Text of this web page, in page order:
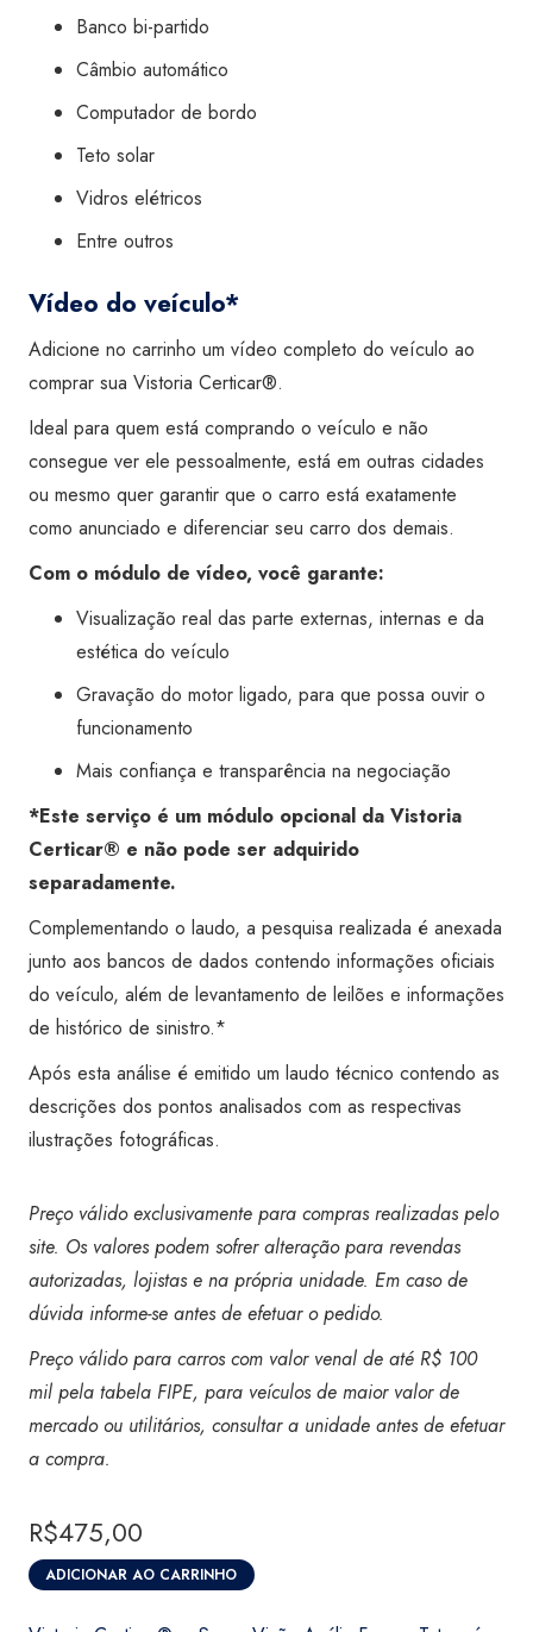
Banco bi-partido
Câmbio automático
Computador de bordo
Teto solar
Vidros elétricos
Entre outros
Vídeo do veículo*
Adicione no carrinho um vídeo completo do veículo ao
comprar sua Vistoria Certicar®.
Ideal para quem está comprando o veículo e não
consegue ver ele pessoalmente, está em outras cidades
ou mesmo quer garantir que o carro está exatamente
como anunciado e diferenciar seu carro dos demais.
Com o módulo de vídeo, você garante:
Visualização real das parte externas, internas e da
estética do veículo
Gravação do motor ligado, para que possa ouvir o
funcionamento
Mais confiança e transparência na negociação
*Este serviço é um módulo opcional da Vistoria
Certicar® e não pode ser adquirido
separadamente.
Complementando o laudo, a pesquisa realizada é anexada
junto aos bancos de dados contendo informações oficiais
do veículo, além de levantamento de leilões e informações
de histórico de sinistro.*
Após esta análise é emitido um laudo técnico contendo as
descrições dos pontos analisados com as respectivas
ilustrações fotográficas.
Preço válido exclusivamente para compras realizadas pelo
site. Os valores podem sofrer alteração para revendas
autorizadas, lojistas e na própria unidade. Em caso de
dúvida informe-se antes de efetuar o pedido.
Preço válido para carros com valor venal de até R$ 100
mil pela tabela FIPE, para veículos de maior valor de
mercado ou utilitários, consultar a unidade antes de efetuar
a compra.
R$475,00
Vistoria
Certicar®
ADICIONAR AO CARRINHO